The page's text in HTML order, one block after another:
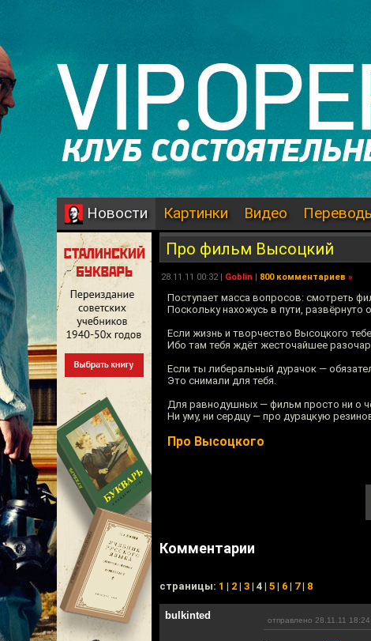
Новости Картинки Видео
Про фильм Высоцкий
28.11.11 00:32 | Goblin | 800 комментариев »
Поступает масса вопросов: смотреть
Поскольку нахожусь в пути, развёрнуто
Если жизнь и творчество Высоцкого
Ибо там тебя ждёт жесточайшее
Если ты либеральный дурачок —
Это снимали для тебя.
Для равнодушных — фильм просто ни о
Ни уму, ни сердцу — про дурацкую
Про Высоцкого
Комментарии
cтраницы: 1 | 2 | 3 | 4 | 5 | 6 | 7| 8
bulkinted отправлено 28.11.11 18:24